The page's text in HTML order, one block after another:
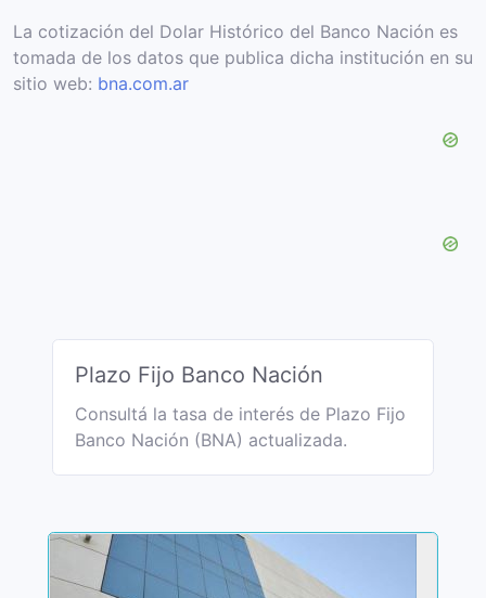
La cotización del Dolar Histórico del Banco Nación es
tomada de los datos que publica dicha institución en su
sitio web: bna.com.ar
Plazo Fijo Banco Nación
Consultá la tasa de interés de Plazo Fijo
Banco Nación (BNA) actualizada.